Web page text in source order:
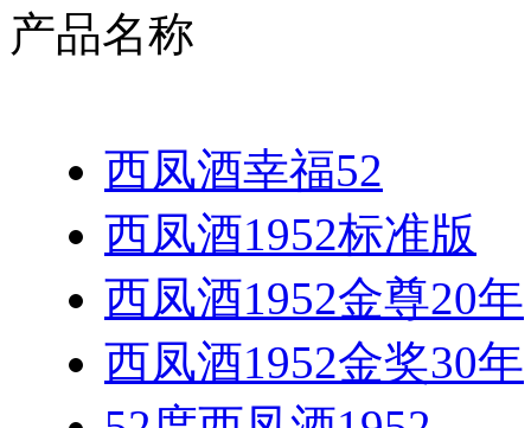
产品名称
西凤酒幸福52
西凤酒1952标准版
西凤酒1952金尊20年
西凤酒1952金奖30年